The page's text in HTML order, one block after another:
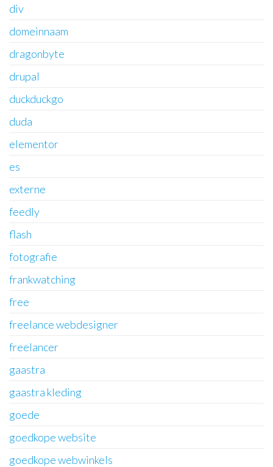
div
domeinnaam
dragonbyte
drupal
duckduckgo
duda
elementor
es
externe
feedly
flash
fotografie
frankwatching
free
freelance webdesigner
freelancer
gaastra
gaastra kleding
goede
goedkope website
goedkope webwinkels